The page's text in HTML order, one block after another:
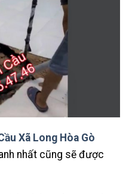
Xã Long Hòa Gò
nhất cũng sẽ được